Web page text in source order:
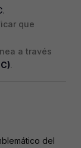
.
que
a través
.
del